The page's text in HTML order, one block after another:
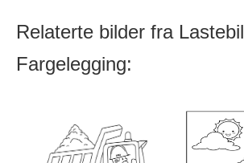
Relaterte bilder fra Lastebil
Fargelegging: